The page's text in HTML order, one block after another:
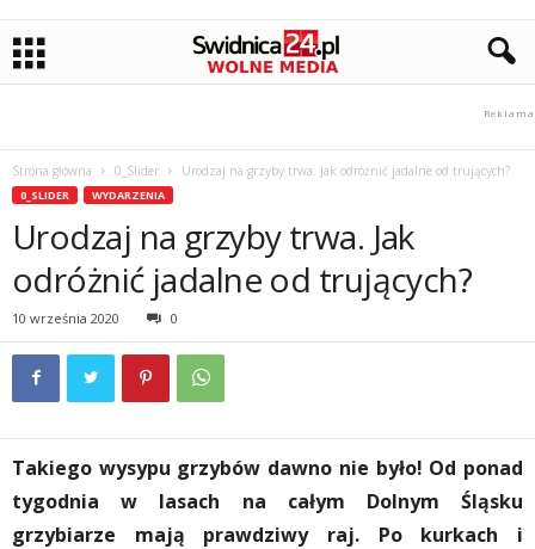
Strona główna 0_Slider Urodzaj na grzyby trwa. Jak odróżnić jadalne od trujących?
0_SLIDER WYDARZENIA
Urodzaj na grzyby trwa. Jak
odróżnić jadalne od trujących?
10 września 2020 0
Takiego wysypu grzybów dawno nie było! Od ponad
tygodnia w lasach na całym Dolnym Śląsku
grzybiarze mają prawdziwy raj. Po kurkach i